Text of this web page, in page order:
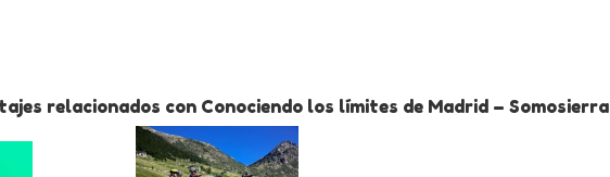
relacionados con Conociendo los límites de Madrid – Somosierra